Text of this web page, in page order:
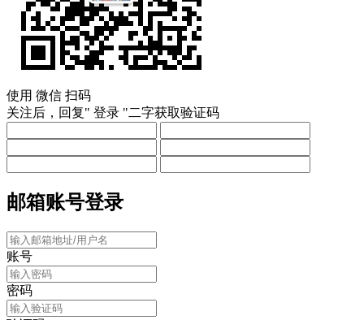
使用 微信 扫码
关注后，回复" 登录 "二字获取验证码
邮箱账号登录
账号
密码